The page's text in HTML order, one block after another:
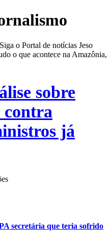
o Portal de notícias Jeso
o que acontece na Amazônia,
sobre
contra
já
secretária que teria sofrido